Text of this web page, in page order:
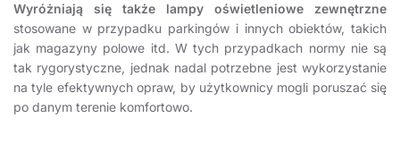
Wyróżniają się także lampy oświetleniowe zewnętrzne
stosowane w przypadku parkingów i innych obiektów, takich
jak magazyny polowe itd. W tych przypadkach normy nie są
tak rygorystyczne, jednak nadal potrzebne jest wykorzystanie
na tyle efektywnych opraw, by użytkownicy mogli poruszać się
po danym terenie komfortowo.